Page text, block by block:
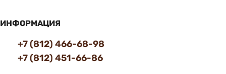
ИНФОРМАЦИЯ
+7 (812) 466-68-98
+7 (812) 451-66-86